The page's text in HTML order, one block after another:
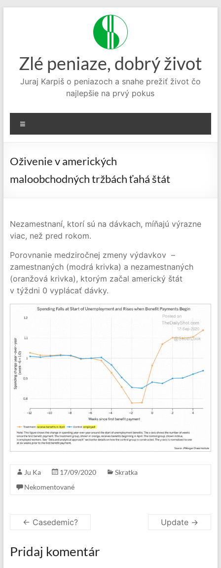
Zlé peniaze, dobrý život
Juraj Karpiš o peniazoch a snahe prežiť život čo
najlepšie na prvý pokus
Oživenie v amerických
maloobchodných tržbách ťahá štát
Nezamestnaní, ktorí sú na dávkach, míňajú výrazne
viac, než pred rokom.
Porovnanie medziročnej zmeny výdavkov –
zamestnaných (modrá krivka) a nezamestnaných
(oranžová krivka), ktorým začal americký štát
v týždni 0 vyplácať dávky.
Ju Ka 17/09/2020
Skratka
Nekomentované
← Casedemic? Update →
Pridaj komentár